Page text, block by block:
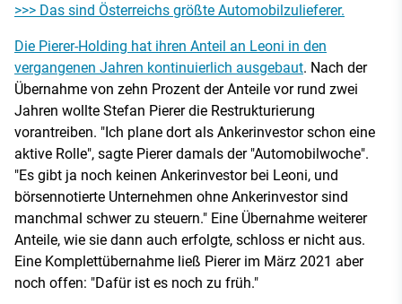
>>> Das sind Österreichs größte Automobilzulieferer.
Die Pierer-Holding hat ihren Anteil an Leoni in den
vergangenen Jahren kontinuierlich ausgebaut. Nach der
Übernahme von zehn Prozent der Anteile vor rund zwei
Jahren wollte Stefan Pierer die Restrukturierung
vorantreiben. "Ich plane dort als Ankerinvestor schon eine
aktive Rolle", sagte Pierer damals der "Automobilwoche".
"Es gibt ja noch keinen Ankerinvestor bei Leoni, und
börsennotierte Unternehmen ohne Ankerinvestor sind
manchmal schwer zu steuern." Eine Übernahme weiterer
Anteile, wie sie dann auch erfolgte, schloss er nicht aus.
Eine Komplettübernahme ließ Pierer im März 2021 aber
noch offen: "Dafür ist es noch zu früh."